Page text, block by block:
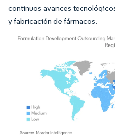
continuos avances
y fabricación de fármacos.